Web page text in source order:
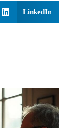
LinkedIn